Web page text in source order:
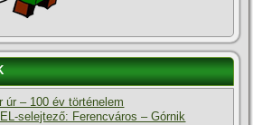
úr – 100 év történelem
selejtező: Ferencváros – Górnik